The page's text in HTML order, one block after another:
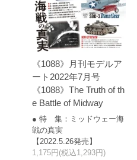
《1088》月刊モデルア
ート2022年7月号
《1088》The Truth of th
e Battle of Midway
● 特 集：ミッドウェー海
戦の真実
【2022.5.26発売】
1,175円(税込1,293円)